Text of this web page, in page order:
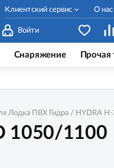
Войти
Клиентский сервис О нас
Снаряжение Прочая
Лодка ПВХ Гидра / HYDRA
1050/1100